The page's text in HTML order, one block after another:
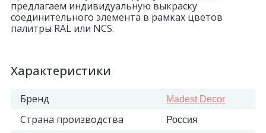
предлагаем индивидуальную выкраску
соединительного элемента в рамках цветов
палитры RAL или NCS.
Характеристики
Бренд Madest Decor
Страна производства Россия